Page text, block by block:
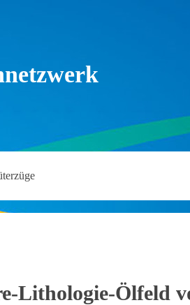
Lithologie-Ölfeld